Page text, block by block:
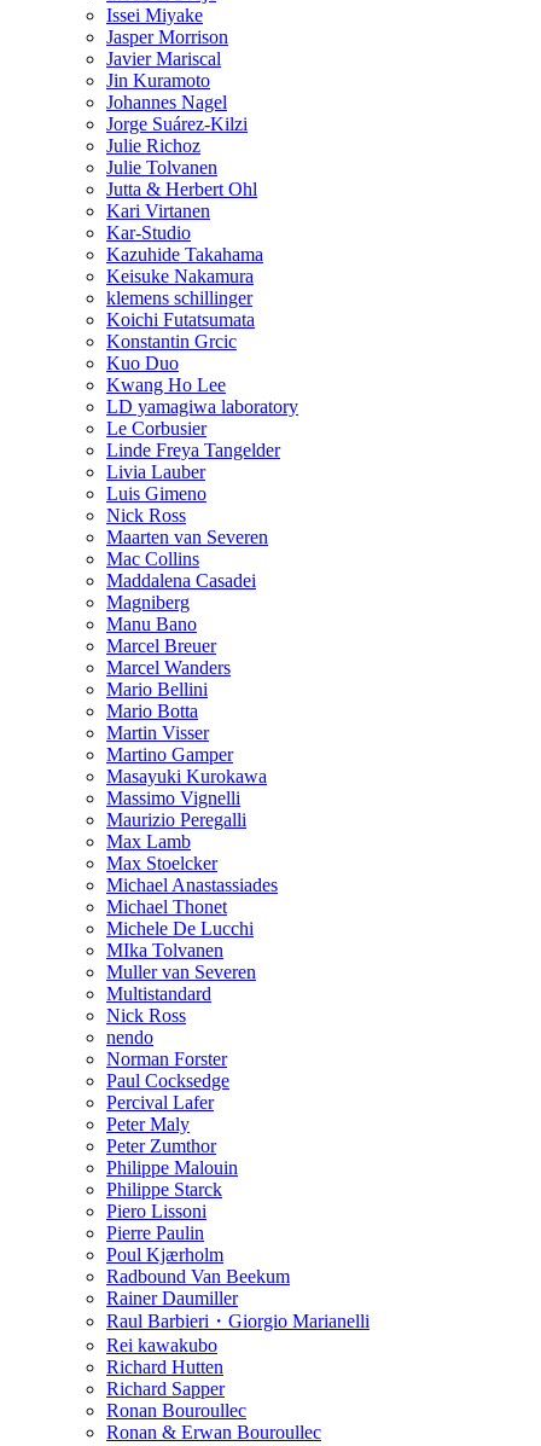
Issei Miyake
Jasper Morrison
Javier Mariscal
Jin Kuramoto
Johannes Nagel
Jorge Suárez-Kilzi
Julie Richoz
Julie Tolvanen
Jutta & Herbert Ohl
Kari Virtanen
Kar-Studio
Kazuhide Takahama
Keisuke Nakamura
klemens schillinger
Koichi Futatsumata
Konstantin Grcic
Kuo Duo
Kwang Ho Lee
LD yamagiwa laboratory
Le Corbusier
Linde Freya Tangelder
Livia Lauber
Luis Gimeno
Nick Ross
Maarten van Severen
Mac Collins
Maddalena Casadei
Magniberg
Manu Bano
Marcel Breuer
Marcel Wanders
Mario Bellini
Mario Botta
Martin Visser
Martino Gamper
Masayuki Kurokawa
Massimo Vignelli
Maurizio Peregalli
Max Lamb
Max Stoelcker
Michael Anastassiades
Michael Thonet
Michele De Lucchi
MIka Tolvanen
Muller van Severen
Multistandard
Nick Ross
nendo
Norman Forster
Paul Cocksedge
Percival Lafer
Peter Maly
Peter Zumthor
Philippe Malouin
Philippe Starck
Piero Lissoni
Pierre Paulin
Poul Kjærholm
Radbound Van Beekum
Rainer Daumiller
Raul Barbieri・Giorgio Marianelli
Rei kawakubo
Richard Hutten
Richard Sapper
Ronan Bouroullec
Ronan & Erwan Bouroullec